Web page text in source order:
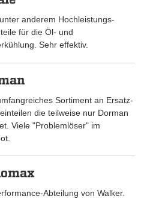
anderem Hochleistungs-
für die Öl- und
Sehr effektiv.
Sortiment an Ersatz-
die teilweise nur Dorman
Viele "Problemlöser" im
Abteilung von Walker.